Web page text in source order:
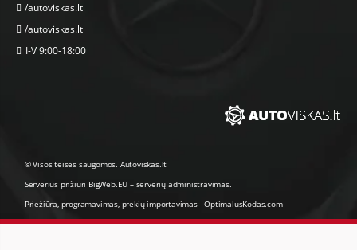
/autoviskas.lt
/autoviskas.lt
I-V 9:00-18:00
© Visos teisės saugomos. Autoviskas.lt
Serverius prižiūri BigWeb.EU – serverių administravimas.
Priežiūra, programavimas, prekių importavimas-OptimalusKodas.com